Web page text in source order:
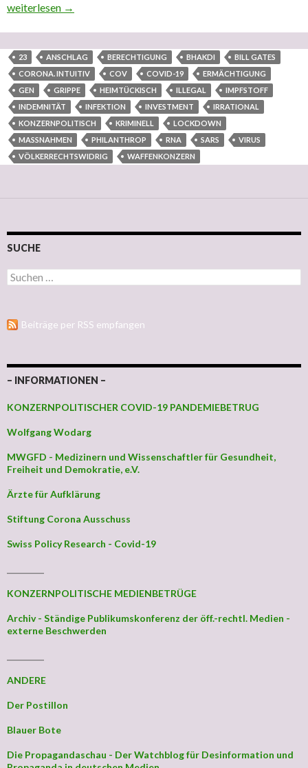
Heimtückischer RNA-Impfanschlag auf die Menschheit geplant
weiterlesen →
23 ANSCHLAG BERECHTIGUNG BHAKDI
BILL GATES
CORONA. INTUITIV
COV COVID-19
ERMÄCHTIGUNG
GEN
GRIPPE HEIMTÜCKISCH ILLEGAL
IMPFSTOFF
INDEMNITÄT
INFEKTION INVESTMENT
IRRATIONAL
KONZERNPOLITISCH
KRIMINELL
LOCKDOWN
MASSNAHMEN
PHILANTHROP RNA SARS
VIRUS
VÖLKERRECHTSWIDRIG
WAFFENKONZERN
SUCHE
Suchen nach:
Beiträge per RSS empfangen
– INFORMATIONEN –
KONZERNPOLITISCHER COVID-19 PANDEMIEBETRUG
Wolfgang Wodarg
MWGFD - Medizinern und Wissenschaftler für Gesundheit,
Freiheit und Demokratie, e.V.
Ärzte für Aufklärung
Stiftung Corona Ausschuss
Swiss Policy Research - Covid-19
KONZERNPOLITISCHE MEDIENBETRÜGE
Archiv - Ständige Publikumskonferenz der öff.-rechtl. Medien -
externe Beschwerden
ANDERE
Der Postillon
Blauer Bote
Die Propagandaschau - Der Watchblog für Desinformation und